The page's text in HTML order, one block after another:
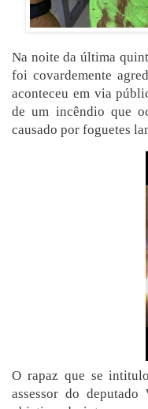
Na noite da última
foi covardemente
aconteceu em via
de um incêndio que
causado por foguetes
O rapaz que se
assessor do